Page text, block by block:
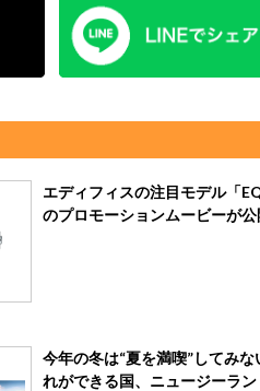
エディフィスの注目モデル「
のプロモーションムービーが公
今年の冬は“夏を満喫”してみ
れができる国、ニュージーラン